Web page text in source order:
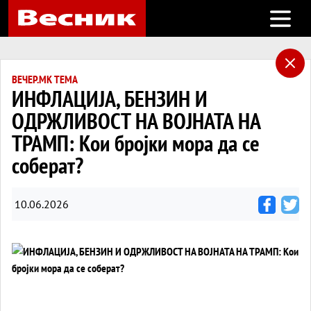
Open
ВЕЧЕР.МК ТЕМА
ИНФЛАЦИЈА, БЕНЗИН И
ОДРЖЛИВОСТ НА ВОЈНАТА НА
ТРАМП: Кои бројки мора да се
соберат?
10.06.2026